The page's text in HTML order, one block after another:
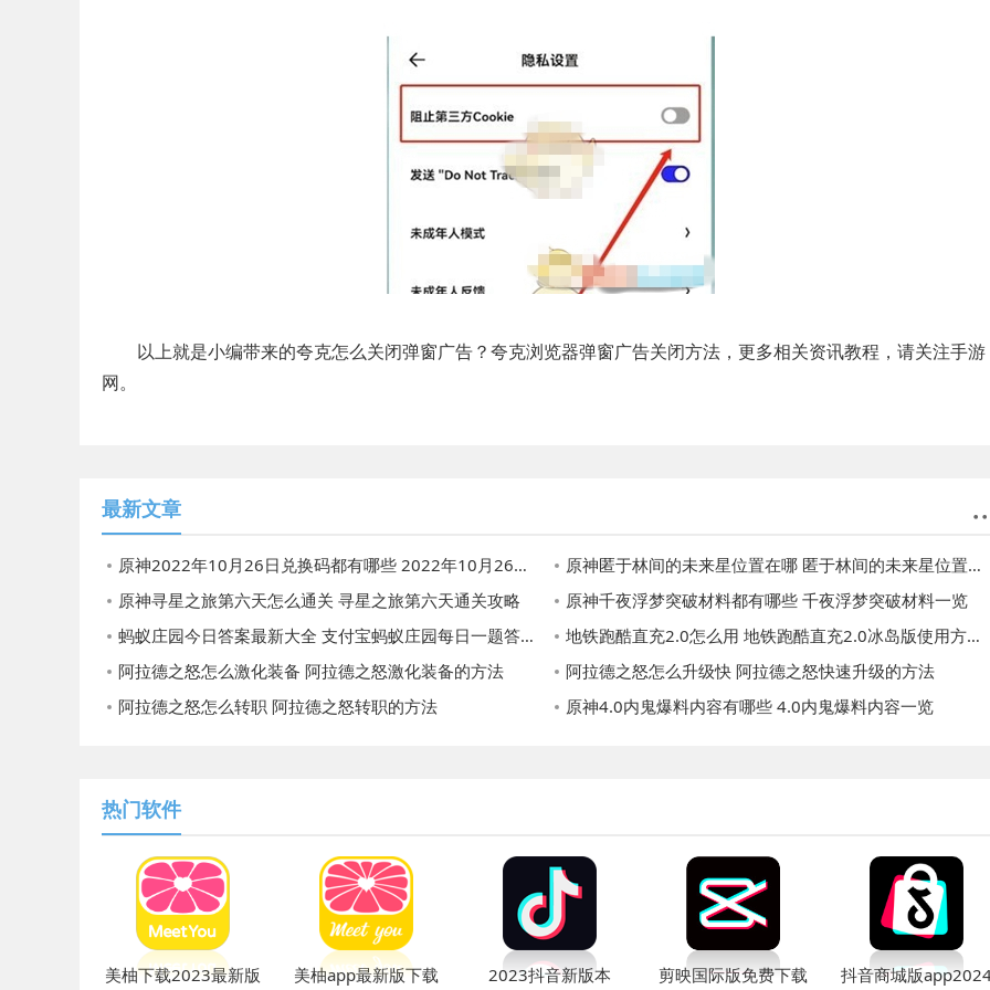
以上就是小编带来的夸克怎么关闭弹窗广告？夸克浏览器弹窗广告关闭方法，更多相关资讯教程，请关注手游
网。
最新文章
原神2022年10月26日兑换码都有哪些 2022年10月26日兑换码
原神匿于林间的未来星位置在哪 匿于林间的未来星位置攻略
原神寻星之旅第六天怎么通关 寻星之旅第六天通关攻略
原神千夜浮梦突破材料都有哪些 千夜浮梦突破材料一览
蚂蚁庄园今日答案最新大全 支付宝蚂蚁庄园每日一题答案汇总
地铁跑酷直充2.0怎么用 地铁跑酷直充2.0冰岛版使用方法最新分享
阿拉德之怒怎么激化装备 阿拉德之怒激化装备的方法
阿拉德之怒怎么升级快 阿拉德之怒快速升级的方法
阿拉德之怒怎么转职 阿拉德之怒转职的方法
原神4.0内鬼爆料内容有哪些 4.0内鬼爆料内容一览
热门软件
美柚下载2023最新版
美柚app最新版下载
2023抖音新版本 剪映国际版免费下载
抖音商城版